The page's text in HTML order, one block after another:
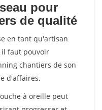
pour
de qualité
en tant qu'artisan
il faut pouvoir
chantiers de son
d'affaires.
à oreille peut